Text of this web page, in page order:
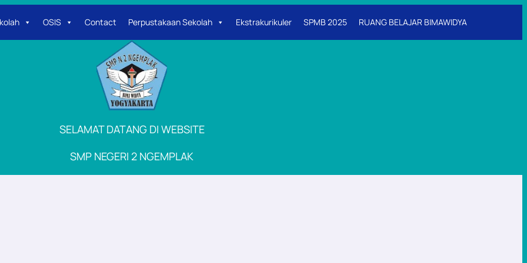
OSIS Contact Perpustakaan Sekolah Ekstrakurikuler SPMB 2025 RUANG BELAJAR BIMAWIDYA
SELAMAT DATANG DI WEBSITE
SMP NEGERI 2 NGEMPLAK